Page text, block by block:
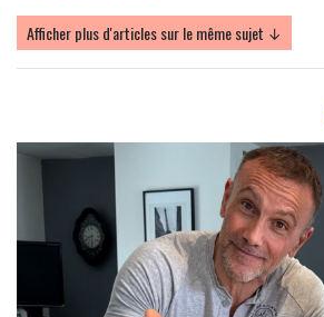
Afficher plus d'articles sur le même sujet ↓